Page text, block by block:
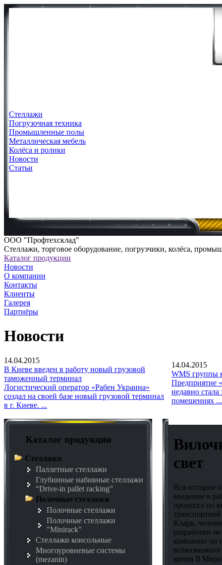
Стеллажи
Погрузочная техника
Промышленные полы
Металлическая мебель
Колёса и ролики
Новости
Статьи
ООО "Профтехсклад"
Cтеллажи, торговое оборудование, погрузчики, колёса,
Каталог продукции
Новости
О компании
Контакты
Клиенты
Галерея
Партнёры
Новости
14.04.2015
В Киеве введен в работу новый грузовой
таможенный терминал
Логистический оператор «Рабен Украина»
создал на своей базе новый грузовой терминал
в г. Киеве. ...
14.04.2015
WMS группы
Предприятие
недавно
помещениях ...
Каталог продукции
Стеллажи
Паллетные стеллажи
Глубинные набивные стеллажи
“Drive-in pallet racking”
Полочные стеллажи
Полочные стеллажи
Полочные стеллажи
"Minirack"
Стеллажи консольные
Многоуровневые системы
(mezanin)
свет
Вся история
введение в
процесса по
Кларк,
разработки
компании по
время II